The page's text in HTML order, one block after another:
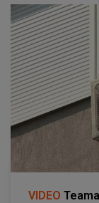
VIDEO